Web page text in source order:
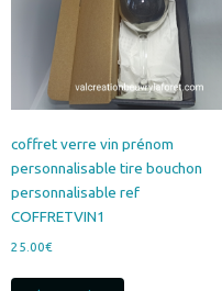
coffret verre vin prénom
personnalisable tire bouchon
personnalisable ref
COFFRETVIN1
25.00€